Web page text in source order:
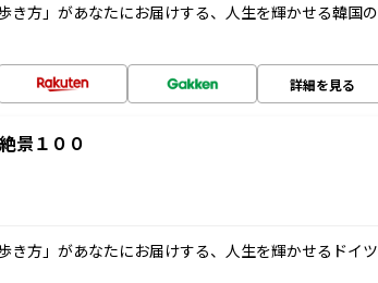
き方」があなたにお届けする、人生を輝かせる韓国の
詳細を見る
景１００
き方」があなたにお届けする、人生を輝かせるドイツ